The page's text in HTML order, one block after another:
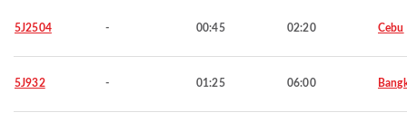
5J2504 - 00:45 02:20 Cebu
5J932 - 01:25 06:00